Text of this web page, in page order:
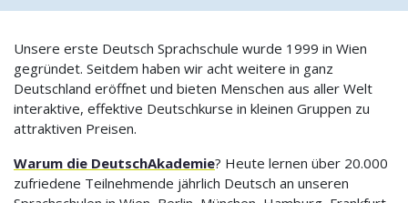
Unsere erste Deutsch Sprachschule wurde 1999 in Wien
gegründet. Seitdem haben wir acht weitere in ganz
Deutschland eröffnet und bieten Menschen aus aller Welt
interaktive, effektive Deutschkurse in kleinen Gruppen zu
attraktiven Preisen.
Warum die DeutschAkademie? Heute lernen über 20.000
zufriedene Teilnehmende jährlich Deutsch an unseren